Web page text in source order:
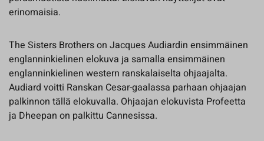
erinomaisia.
The Sisters Brothers on Jacques Audiardin ensimmäinen
englanninkielinen elokuva ja samalla ensimmäinen
englanninkielinen western ranskalaiselta ohjaajalta.
Audiard voitti Ranskan Cesar-gaalassa parhaan ohjaajan
palkinnon tällä elokuvalla. Ohjaajan elokuvista Profeetta
ja Dheepan on palkittu Cannesissa.